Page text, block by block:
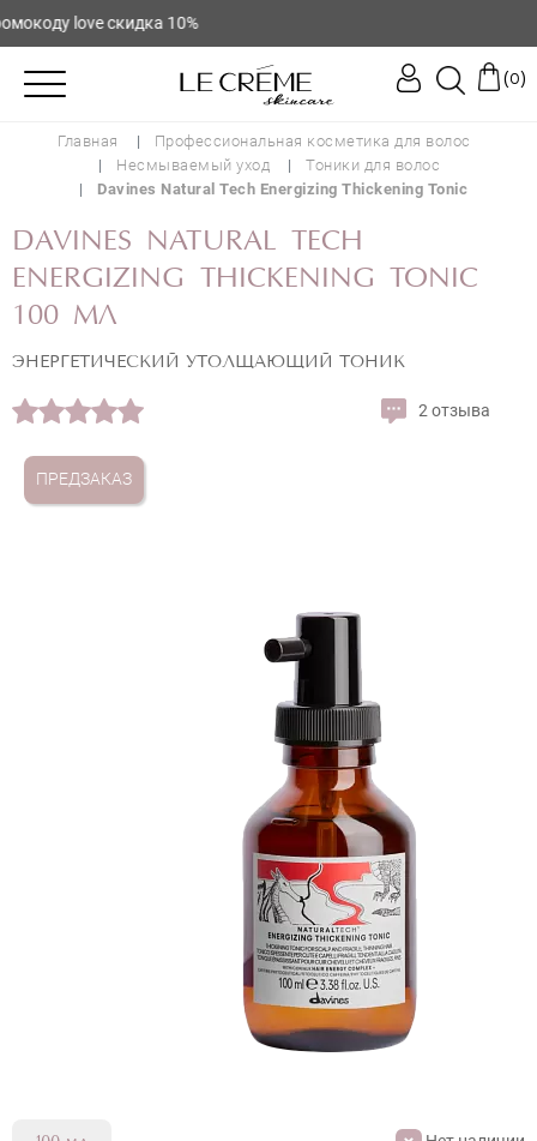
love скидка 10%
(0)
Главная
Профессиональная косметика для волос
Несмываемый уход
Тоники для волос
Davines Natural Tech Energizing Thickening Tonic
DAVINES NATURAL TECH
ENERGIZING THICKENING TONIC
100 МЛ
ЭНЕРГЕТИЧЕСКИЙ УТОЛЩАЮЩИЙ ТОНИК
2 отзыва
ПРЕДЗАКАЗ
DAVINES NATURAL TECH ENERGIZING
THICKENING TONIC